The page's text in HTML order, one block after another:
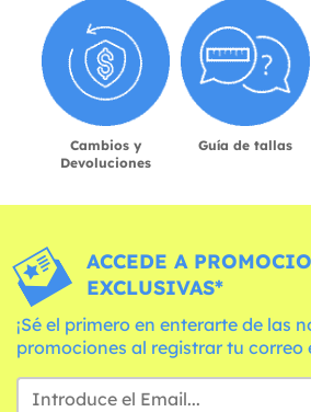
Cambios y
Devoluciones
Guía de tallas
ACCEDE A
EXCLUSIVAS*
¡Sé el primero en enterarte de las
promociones al registrar tu correo